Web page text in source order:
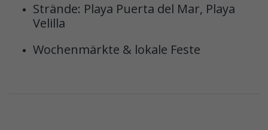
Strände: Playa Puerta del Mar, Playa
Velilla
Wochenmärkte & lokale Feste